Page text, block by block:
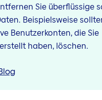
Sie überflüssige
Beispielsweise
Benutzerkonten, die Sie
haben, löschen.